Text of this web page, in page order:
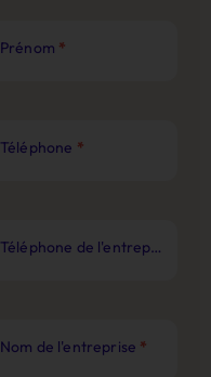
Prénom *
Téléphone *
Téléphone de l'entreprise
Nom de l'entreprise *